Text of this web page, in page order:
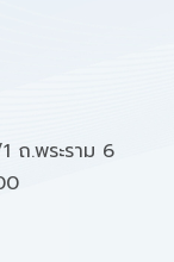
ถ.พระราม 6